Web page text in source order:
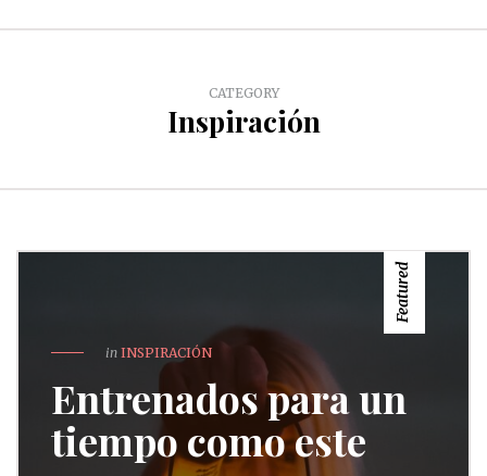
CATEGORY
Inspiración
Featured
in INSPIRACIÓN
Entrenados para un
tiempo como este